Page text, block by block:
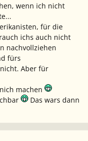
wenn ich nicht
für die
ichs auch nicht
nachvollziehen
fürs
Aber für
machen
Das wars dann